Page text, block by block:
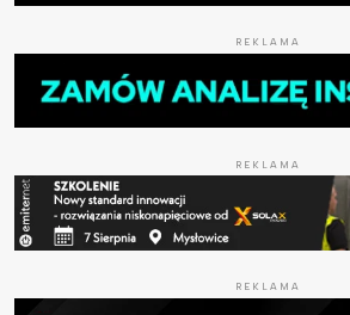
REKLAMA
REKLAMA
REKLAMA